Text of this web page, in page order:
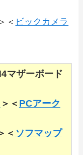
＜ ビックカメラ
マザーボード
＞＜ PCアーク
＜ ソフマップ